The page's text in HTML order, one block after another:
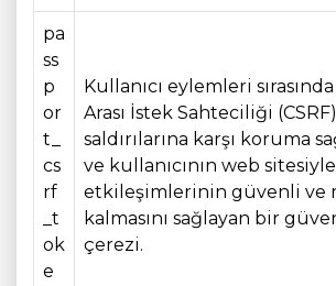
pa
ss
p
or
t_
cs
rf
_t
ok
e
Kullanıcı eylemleri
Arası İstek Sahteciliği (CSRF)
saldırılarına karşı koruma
ve kullanıcının web sitesiyle
etkileşimlerinin güvenli ve
kalmasını sağlayan bir
çerezi.